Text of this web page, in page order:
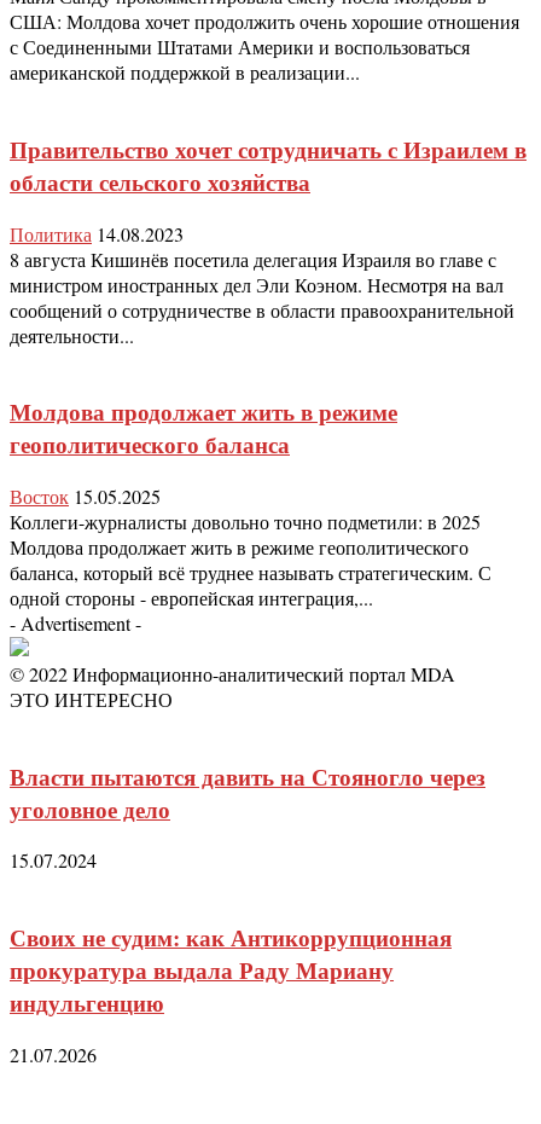
США: Молдова хочет продолжить очень хорошие отношения
с Соединенными Штатами Америки и воспользоваться
американской поддержкой в реализации...
Правительство хочет сотрудничать с Израилем в
области сельского хозяйства
Политика 14.08.2023
8 августа Кишинёв посетила делегация Израиля во главе с
министром иностранных дел Эли Коэном. Несмотря на вал
сообщений о сотрудничестве в области правоохранительной
деятельности...
Молдова продолжает жить в режиме
геополитического баланса
Восток 15.05.2025
Коллеги-журналисты довольно точно подметили: в 2025
Молдова продолжает жить в режиме геополитического
баланса, который всё труднее называть стратегическим. С
одной стороны - европейская интеграция,...
- Advertisement -
© 2022 Информационно-аналитический портал MDA
ЭТО ИНТЕРЕСНО
Власти пытаются давить на Стояногло через
уголовное дело
15.07.2024
Своих не судим: как Антикоррупционная
прокуратура выдала Раду Мариану
индульгенцию
21.07.2026